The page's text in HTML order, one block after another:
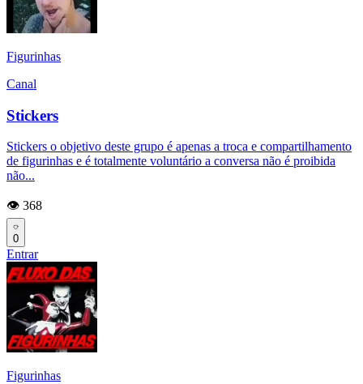
Figurinhas
Canal
Stickers
Stickers o objetivo deste grupo é apenas a troca e compartilhamento
de figurinhas e é totalmente voluntário a conversa não é proibida
não...
👁️ 368
0
Entrar
Figurinhas